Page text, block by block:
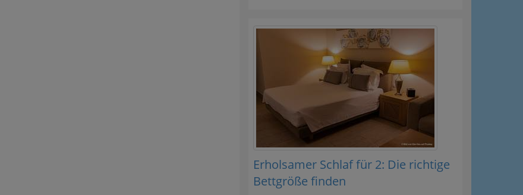
Erholsamer Schlaf für 2: Die richtige
Bettgröße finden